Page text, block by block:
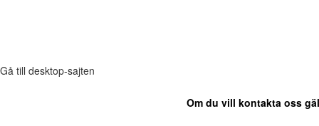
Gå till desktop-sajten
Om du vill kontakta oss